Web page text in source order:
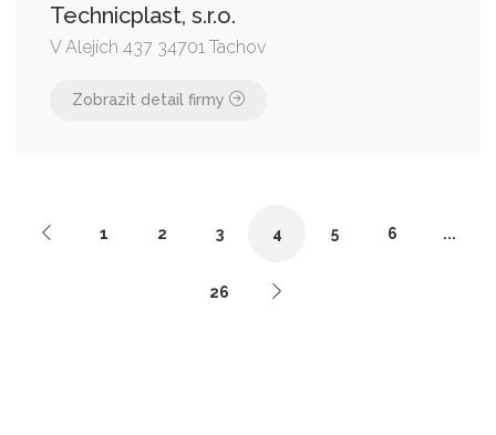
Technicplast, s.r.o.
V Alejích 437 34701 Tachov
Zobrazit detail firmy
1 2 3 4 5 6 ...
26